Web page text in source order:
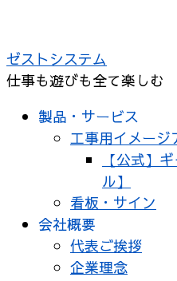
ゼストシステム
仕事も遊びも全て楽しむ
製品・サービス
工事用イメージ
【公式】
ル】
看板・サイン
会社概要
代表ご挨拶
企業理念